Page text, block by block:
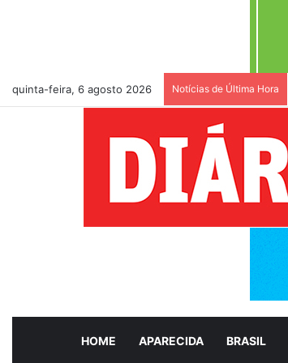
quinta-feira, 6 agosto 2026 Notícias de Última Hora
HOME APARECIDA BRASIL